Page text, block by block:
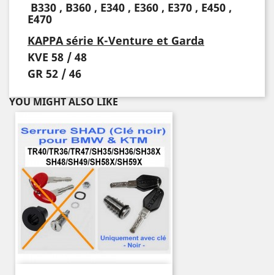
B330 , B360 , E340 , E360 , E370 , E450 ,
E470
KAPPA série K-Venture et Garda
KVE 58 / 48
GR 52 / 46
YOU MIGHT ALSO LIKE